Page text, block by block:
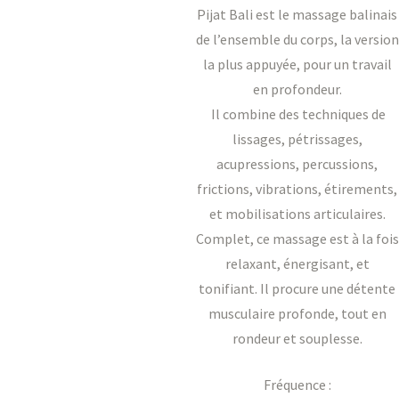
Pijat Bali est le massage balinais
de l’ensemble du corps, la version
la plus appuyée, pour un travail
en profondeur.
Il combine des techniques de
lissages, pétrissages,
acupressions, percussions,
frictions, vibrations, étirements,
et mobilisations articulaires.
Complet, ce massage est à la fois
relaxant, énergisant, et
tonifiant. Il procure une détente
musculaire profonde, tout en
rondeur et souplesse.
Fréquence :